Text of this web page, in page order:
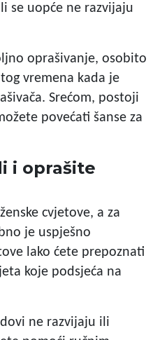
se uopće ne razvijaju
oprašivanje, osobito
vremena kada je
Srećom, postoji
povećati šanse za
i oprašite
cvjetove, a za
je uspješno
lako ćete prepoznati
koje podsjeća na
ne razvijaju ili